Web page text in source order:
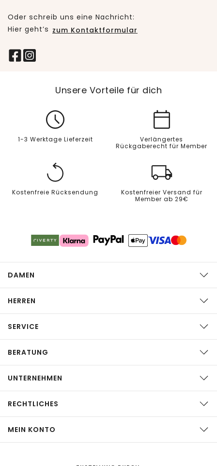
Oder schreib uns eine Nachricht:
Hier geht’s zum Kontaktformular
Unsere Vorteile für dich
1-3 Werktage Lieferzeit
Verlängertes
Rückgaberecht für Member
Kostenfreie Rücksendung
Kostenfreier Versand für
Member ab 29€
DAMEN
HERREN
SERVICE
BERATUNG
UNTERNEHMEN
RECHTLICHES
MEIN KONTO